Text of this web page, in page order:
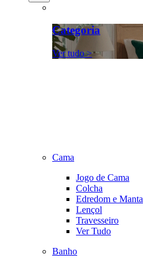
Categoria
Ver tudo >
Cama
Jogo de Cama
Colcha
Edredom e Manta
Lençol
Travesseiro
Ver Tudo
Banho